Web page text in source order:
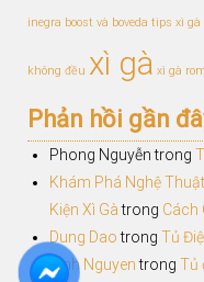
inegra boost và boveda tips xì gà
không đều xì gà xì gà
Phản hồi gần
Phong Nguyễntrong
Khám Phá Nghệ
Kiện Xì Gàtrong Cách
Dung Daotrong Tủ
Dinh Nguyentrong Tủ